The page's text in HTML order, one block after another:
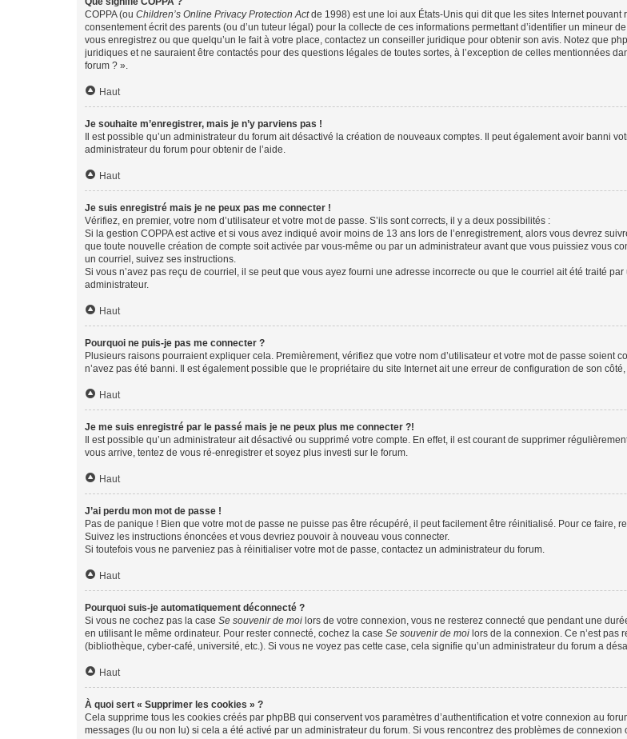
COPPA (ou Children’s Online Privacy Protection Actde 1998) est une loi aux États-Unis qui dit que les sites Internet
consentement écrit des parents (ou d’un tuteur légal) pour la collecte de ces informations permettant d’identifier un mineur
vous enregistrez ou que quelqu’un le fait à votre place, contactez un conseiller juridique pour obtenir son avis. Notez que
juridiques et ne sauraient être contactés pour des questions légales de toutes sortes, à l’exception de celles mentionnées
forum ? ».
Haut
Je souhaite m’enregistrer, mais je n’y parviens pas !
Il est possible qu’un administrateur du forum ait désactivé la création de nouveaux comptes. Il peut également avoir banni
administrateur du forum pour obtenir de l’aide.
Haut
Je suis enregistré mais je ne peux pas me connecter !
Vérifiez, en premier, votre nom d’utilisateur et votre mot de passe. S’ils sont corrects, il y a deux possibilités :
Si la gestion COPPA est active et si vous avez indiqué avoir moins de 13 ans lors de l’enregistrement, alors vous devrez
que toute nouvelle création de compte soit activée par vous-même ou par un administrateur avant que vous puissiez vous
un courriel, suivez ses instructions.
Si vous n’avez pas reçu de courriel, il se peut que vous ayez fourni une adresse incorrecte ou que le courriel ait été traité
administrateur.
Haut
Pourquoi ne puis-je pas me connecter ?
Plusieurs raisons pourraient expliquer cela. Premièrement, vérifiez que votre nom d’utilisateur et votre mot de passe soient
n’avez pas été banni. Il est également possible que le propriétaire du site Internet ait une erreur de configuration de son côté,
Haut
Je me suis enregistré par le passé mais je ne peux plus me connecter ?!
Il est possible qu’un administrateur ait désactivé ou supprimé votre compte. En effet, il est courant de supprimer
vous arrive, tentez de vous ré-enregistrer et soyez plus investi sur le forum.
Haut
J’ai perdu mon mot de passe !
Pas de panique ! Bien que votre mot de passe ne puisse pas être récupéré, il peut facilement être réinitialisé. Pour ce faire,
Suivez les instructions énoncées et vous devriez pouvoir à nouveau vous connecter.
Si toutefois vous ne parveniez pas à réinitialiser votre mot de passe, contactez un administrateur du forum.
Haut
Pourquoi suis-je automatiquement déconnecté ?
Si vous ne cochez pas la case Se souvenir de moi lors de votre connexion, vous ne resterez connecté que pendant une
en utilisant le même ordinateur. Pour rester connecté, cochez la case Se souvenir de moi lors de la connexion. Ce n’est
(bibliothèque, cyber-café, université, etc.). Si vous ne voyez pas cette case, cela signifie qu’un administrateur du forum a
Haut
À quoi sert « Supprimer les cookies » ?
Cela supprime tous les cookies créés par phpBB qui conservent vos paramètres d’authentification et votre connexion au
messages (lu ou non lu) si cela a été activé par un administrateur du forum. Si vous rencontrez des problèmes de